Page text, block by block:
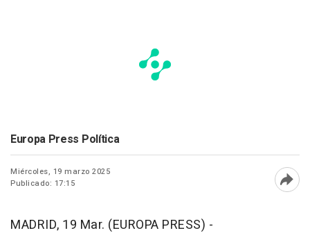
Europa Press Política
Miércoles, 19 marzo 2025
Publicado: 17:15
MADRID, 19 Mar. (EUROPA PRESS) -